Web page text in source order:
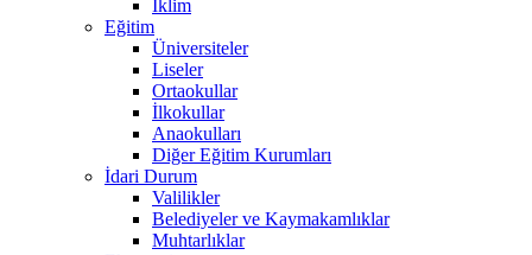
İklim
Eğitim
Üniversiteler
Liseler
Ortaokullar
İlkokullar
Anaokulları
Diğer Eğitim Kurumları
İdari Durum
Valilikler
Belediyeler ve Kaymakamlıklar
Muhtarlıklar